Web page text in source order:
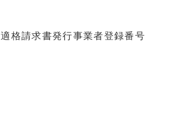
適格請求書発行事業者登録番号